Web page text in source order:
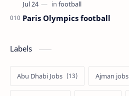
Paris Olympics football
Labels
Abu Dhabi Jobs Ajman jobs